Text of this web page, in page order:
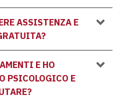
ASSISTENZA E
E HO
PSICOLOGICO E